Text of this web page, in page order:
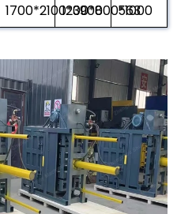
1700*2100*39001200*800*1000
563